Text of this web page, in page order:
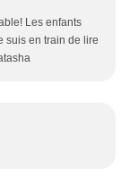
Les enfants
suis en train de lire